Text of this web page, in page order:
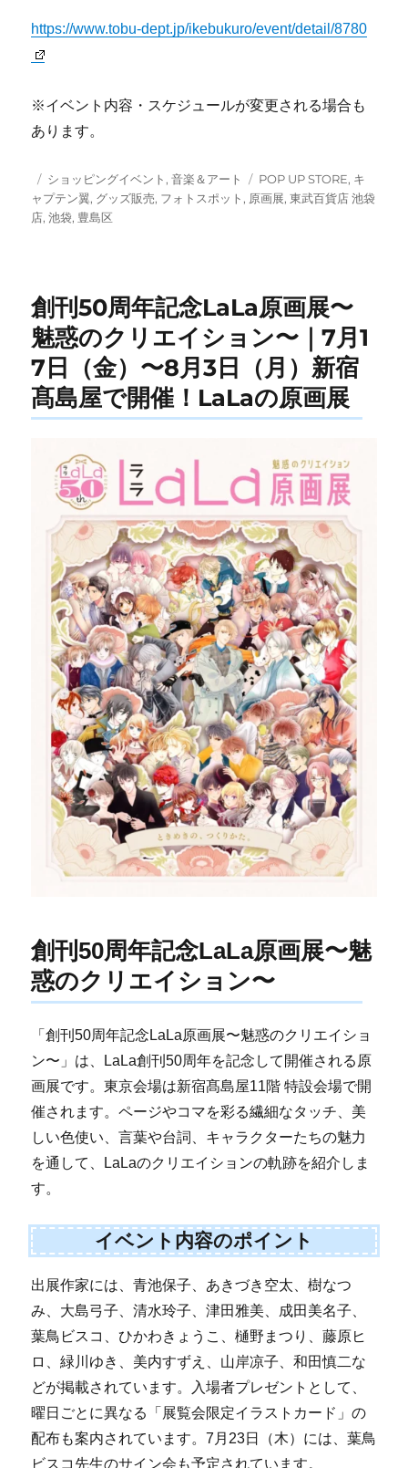
https://www.tobu-dept.jp/ikebukuro/event/detail/8780
※イベント内容・スケジュールが変更される場合も
あります。
投
稿
日:
カ
テ
ゴ
ショッピングイベント ,音楽＆アート
タ
グ
POP UP STORE, キ
ャプテン翼, グッズ販売, フォトスポット , 原画展,東武百貨店 池袋
店,池袋, 豊島区
創刊50周年記念LaLa原画展〜
魅惑のクリエイション〜｜7月1
7日（金）〜8月3日（月）新宿
髙島屋で開催！LaLaの原画展
創刊50周年記念LaLa原画展〜魅
惑のクリエイション〜
「創刊50周年記念LaLa原画展〜魅惑のクリエイショ
ン〜」は、LaLa創刊50周年を記念して開催される原
画展です。東京会場は新宿髙島屋11階 特設会場で開
催されます。ページやコマを彩る繊細なタッチ、美
しい色使い、言葉や台詞、キャラクターたちの魅力
を通して、LaLaのクリエイションの軌跡を紹介しま
す。
イベント内容のポイント
出展作家には、青池保子、あきづき空太、樹なつ
み、大島弓子、清水玲子、津田雅美、成田美名子、
葉鳥ビスコ、ひかわきょうこ、樋野まつり、藤原ヒ
ロ、緑川ゆき、美内すずえ、山岸凉子、和田慎二な
どが掲載されています。入場者プレゼントとして、
曜日ごとに異なる「展覧会限定イラストカード」の
配布も案内されています。7月23日（木）には、葉鳥
ビスコ先生のサイン会も予定されています。